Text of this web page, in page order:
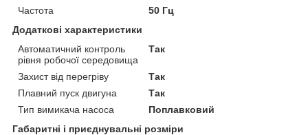
Частота
50 Гц
Додаткові характеристики
Автоматичний контроль
рівня робочої середовища
Так
Захист від перегріву
Так
Плавний пуск двигуна
Так
Тип вимикача насоса
Поплавковий
Габаритні і приєднувальні розміри